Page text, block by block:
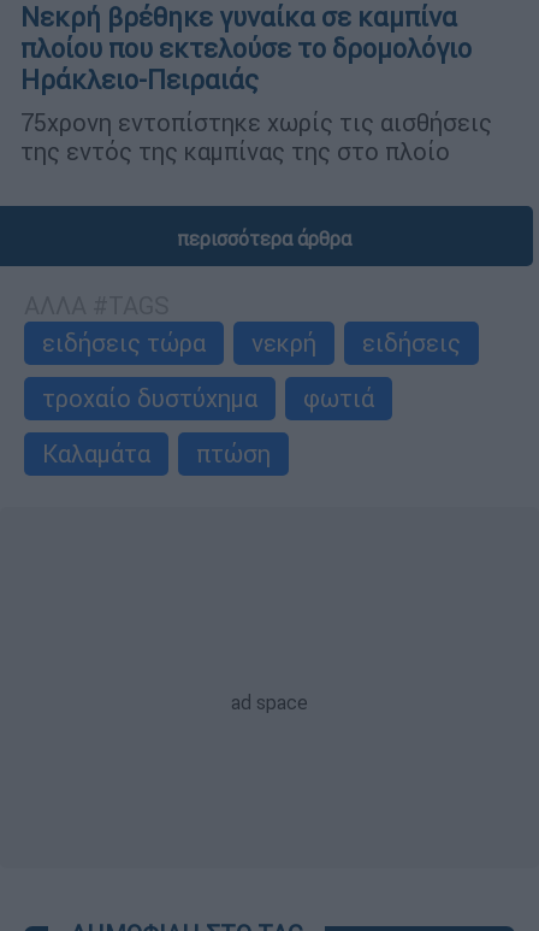
Νεκρή βρέθηκε γυναίκα σε καμπίνα
πλοίου που εκτελούσε το δρομολόγιο
Ηράκλειο-Πειραιάς
75χρονη εντοπίστηκε χωρίς τις αισθήσεις
της εντός της καμπίνας της στο πλοίο
περισσότερα άρθρα
ειδήσεις τώρα
νεκρή
ειδήσεις
τροχαίο δυστύχημα
φωτιά
Καλαμάτα
πτώση